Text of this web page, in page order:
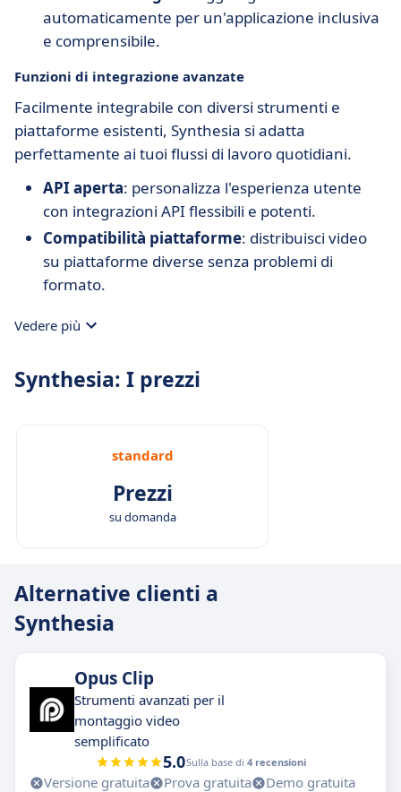
automaticamente per un'applicazione inclusiva
e comprensibile.
Funzioni di integrazione avanzate
Facilmente integrabile con diversi strumenti e
piattaforme esistenti, Synthesia si adatta
perfettamente ai tuoi flussi di lavoro quotidiani.
API aperta: personalizza l'esperienza utente
con integrazioni API flessibili e potenti.
Compatibilità piattaforme: distribuisci video
su piattaforme diverse senza problemi di
formato.
Vedere più
Synthesia: I prezzi
standard
Prezzi
su domanda
Alternative clienti a
Synthesia
Opus Clip
Strumenti avanzati per il
montaggio video
semplificato
5.0Sulla base di 4 recensioni
Versione gratuita Prova gratuita
Demo gratuita